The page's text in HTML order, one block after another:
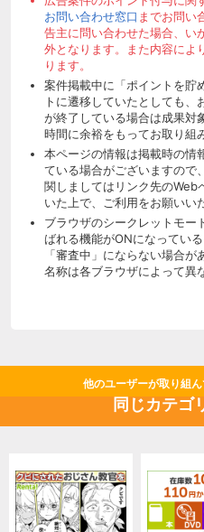
お問い合わせ窓口 までお問い
告主に問い合わせた場合、い
外となります。また内容によ
ります。
案件掲載中に「ポイントを貯
トに遷移していたとしても
が終了している場合は成果対
時間に余裕をもってお取り組
本ページの情報は掲載時の情
ている場合がございますので
関しましてはリンク先のWeb
いた上で、ご利用をお願いい
ブラウザのシークレットモー
ばれる機能がONになってい
「審査中」にならない場合
名称は各ブラウザによって異
他のユーザーが取り組
同じカテゴ